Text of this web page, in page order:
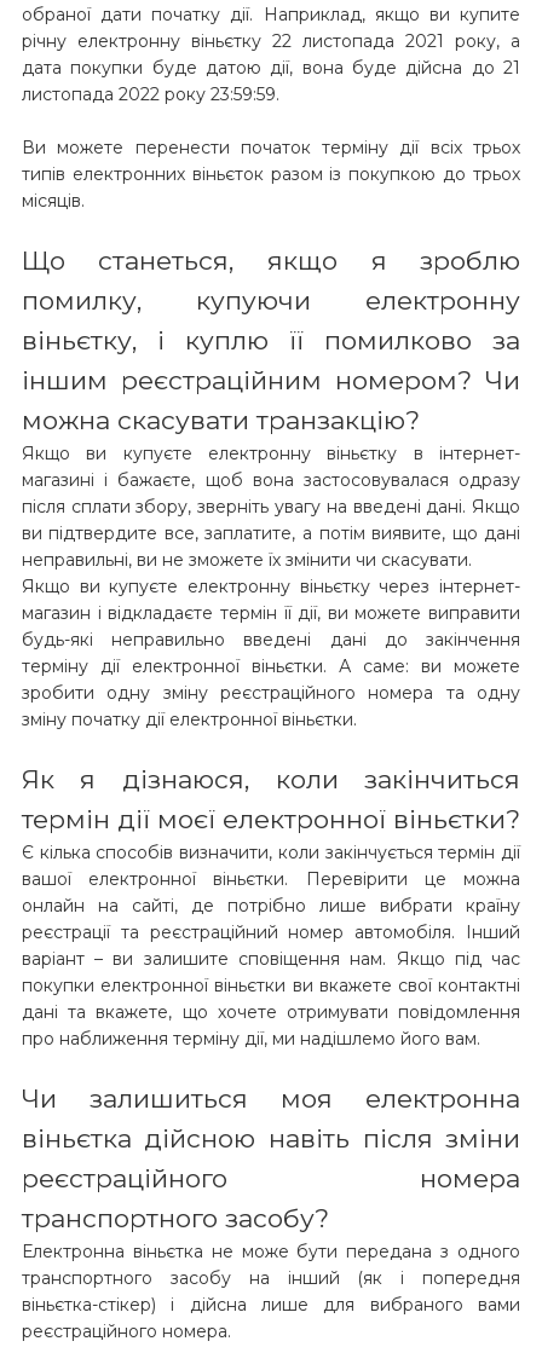
обраної дати початку дії. Наприклад, якщо ви купите
річну електронну віньєтку 22 листопада 2021 року, а
дата покупки буде датою дії, вона буде дійсна до 21
листопада 2022 року 23:59:59.
Ви можете перенести початок терміну дії всіх трьох
типів електронних віньєток разом із покупкою до трьох
місяців.
Що станеться, якщо я зроблю
помилку, купуючи електронну
віньєтку, і куплю її помилково за
іншим реєстраційним номером? Чи
можна скасувати транзакцію?
Якщо ви купуєте електронну віньєтку в інтернет-
магазині і бажаєте, щоб вона застосовувалася одразу
після сплати збору, зверніть увагу на введені дані. Якщо
ви підтвердите все, заплатите, а потім виявите, що дані
неправильні, ви не зможете їх змінити чи скасувати.
Якщо ви купуєте електронну віньєтку через інтернет-
магазин і відкладаєте термін її дії, ви можете виправити
будь-які неправильно введені дані до закінчення
терміну дії електронної віньєтки. А саме: ви можете
зробити одну зміну реєстраційного номера та одну
зміну початку дії електронної віньєтки.
Як я дізнаюся, коли закінчиться
термін дії моєї електронної віньєтки?
Є кілька способів визначити, коли закінчується термін дії
вашої електронної віньєтки. Перевірити це можна
онлайн на сайті, де потрібно лише вибрати країну
реєстрації та реєстраційний номер автомобіля. Інший
варіант – ви залишите сповіщення нам. Якщо під час
покупки електронної віньєтки ви вкажете свої контактні
дані та вкажете, що хочете отримувати повідомлення
про наближення терміну дії, ми надішлемо його вам.
Чи залишиться моя електронна
віньєтка дійсною навіть після зміни
реєстраційного номера
транспортного засобу?
Електронна віньєтка не може бути передана з одного
транспортного засобу на інший (як і попередня
віньєтка-стікер) і дійсна лише для вибраного вами
реєстраційного номера.